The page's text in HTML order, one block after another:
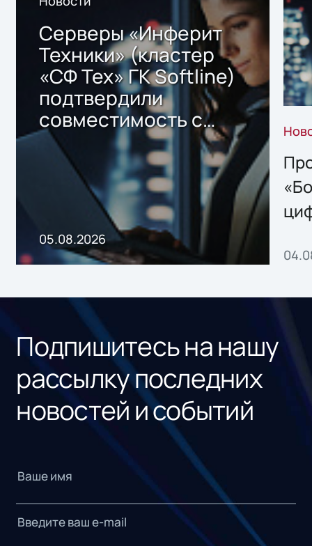
Серверы «Инферит
Техники» (кластер
«СФ Тех» ГК Softline)
подтвердили
совместимость с
решением Sharx
Storage 2.x для
хранения данных
05.08.2026
Подпишитесь на нашу
рассылку последних
новостей и событий